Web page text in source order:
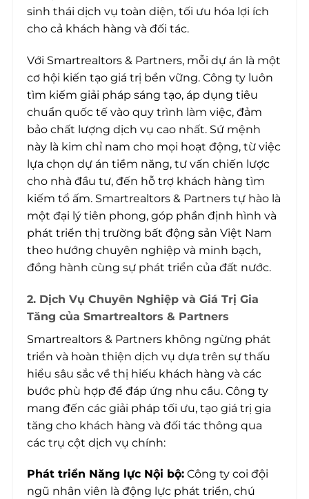
sinh thái dịch vụ toàn diện, tối ưu hóa lợi ích
cho cả khách hàng và đối tác.
Với Smartrealtors & Partners, mỗi dự án là một
cơ hội kiến tạo giá trị bền vững. Công ty luôn
tìm kiếm giải pháp sáng tạo, áp dụng tiêu
chuẩn quốc tế vào quy trình làm việc, đảm
bảo chất lượng dịch vụ cao nhất. Sứ mệnh
này là kim chỉ nam cho mọi hoạt động, từ việc
lựa chọn dự án tiềm năng, tư vấn chiến lược
cho nhà đầu tư, đến hỗ trợ khách hàng tìm
kiếm tổ ấm. Smartrealtors & Partners tự hào là
một đại lý tiên phong, góp phần định hình và
phát triển thị trường bất động sản Việt Nam
theo hướng chuyên nghiệp và minh bạch,
đồng hành cùng sự phát triển của đất nước.
2. Dịch Vụ Chuyên Nghiệp và Giá Trị Gia
Tăng của Smartrealtors & Partners
Smartrealtors & Partners không ngừng phát
triển và hoàn thiện dịch vụ dựa trên sự thấu
hiểu sâu sắc về thị hiếu khách hàng và các
bước phù hợp để đáp ứng nhu cầu. Công ty
mang đến các giải pháp tối ưu, tạo giá trị gia
tăng cho khách hàng và đối tác thông qua
các trụ cột dịch vụ chính:
Phát triển Năng lực Nội bộ: Công ty coi đội
ngũ nhân viên là động lực phát triển, chú